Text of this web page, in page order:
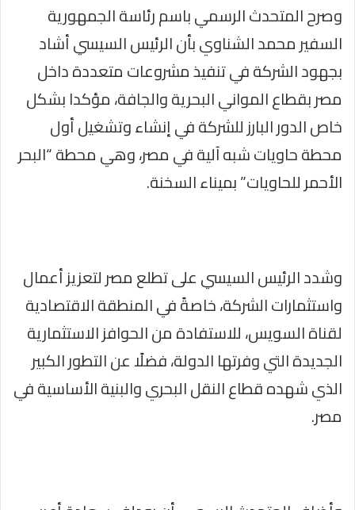
وصرح المتحدث الرسمي باسم رئاسة الجمهورية
السفير محمد الشناوي بأن الرئيس السيسي أشاد
بجهود الشركة في تنفيذ مشروعات متعددة داخل
مصر بقطاع المواني البحرية والجافة، مؤكدا بشكل
خاص الدور البارز للشركة في إنشاء وتشغيل أول
محطة حاويات شبه آلية في مصر، وهي محطة “البحر
الأحمر للحاويات” بميناء السخنة.
وشدد الرئيس السيسي على تطلع مصر لتعزيز أعمال
واستثمارات الشركة، خاصةً في المنطقة الاقتصادية
لقناة السويس، للاستفادة من الحوافز الاستثمارية
الجديدة التي وفرتها الدولة، فضلًا عن التطور الكبير
الذي شهده قطاع النقل البحري والبنية الأساسية في
مصر.